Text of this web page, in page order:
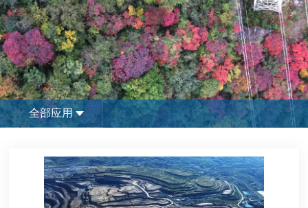
全部应用